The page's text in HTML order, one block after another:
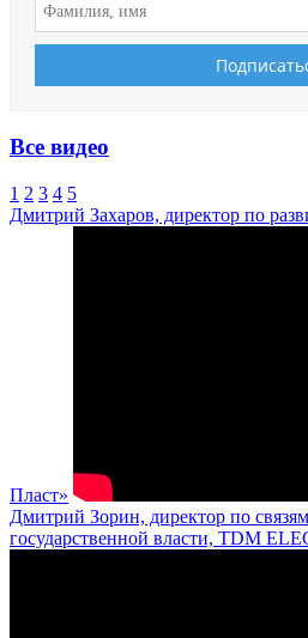
Все видео
1 2 3 4 5
Дмитрий Захаров, директор по
Пласт»
Дмитрий Зорин, директор по
государственной власти, TDM